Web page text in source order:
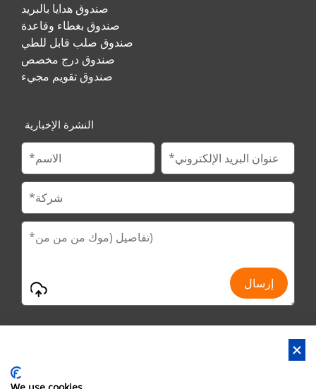
صندوق هدايا بالبريد
صندوق بغطاء وقاعدة
صندوق صلب قابل للطي
صندوق درج مخصص
صندوق تقويم مجيء
النشرة الإخبارية